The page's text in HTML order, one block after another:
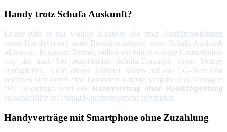
Handy trotz Schufa Auskunft?
Leider gibt es nur wenige Anbieter, die trotz Bonitätsproblemen
einen Handyvertrag unter Berücksichtigung einer Schufa-Auskunft
offerieren. In diesem Beitrag stellen wir einige wenige Unternehmen
vor, die auch bei bestehenden Schufa-Einträgen einen Vertrag
ermöglichen. Viele dieser Anbieter setzen auf das 5G-Netz und
zeichnen sich durch eine besonders kulante Vergabe von Verträgen
aus. Allerdings wird ein Handyvertrag ohne Bonitätsprüfung
ausschließlich im Prepaid-Internetsegment angeboten.
Handyverträge mit Smartphone ohne Zuzahlung